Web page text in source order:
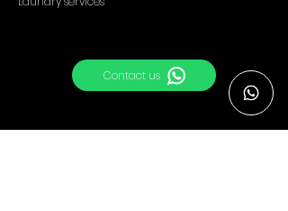
Contact us